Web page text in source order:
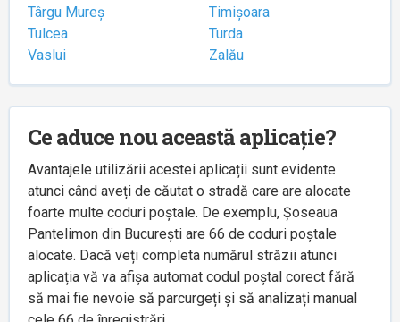
Târgu Mureș
Timișoara
Tulcea
Turda
Vaslui
Zalău
Ce aduce nou această aplicație?
Avantajele utilizării acestei aplicații sunt evidente
atunci când aveți de căutat o stradă care are alocate
foarte multe coduri poștale. De exemplu, Șoseaua
Pantelimon din București are 66 de coduri poștale
alocate. Dacă veți completa numărul străzii atunci
aplicația vă va afișa automat codul poștal corect fără
să mai fie nevoie să parcurgeți și să analizați manual